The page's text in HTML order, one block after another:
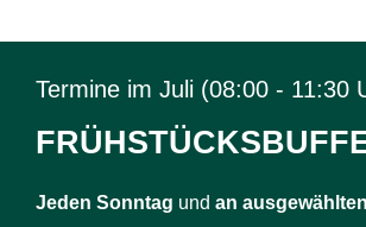
Termine im Juli (08:00 - 11:30
Jeden Sonntag und an ausgewählten